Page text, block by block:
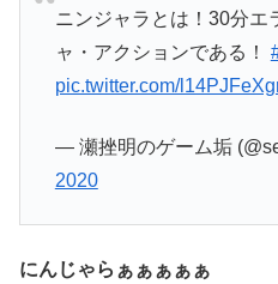
ニンジャラとは！30分エ
ャ・アクションである！
pic.twitter.com/
— 瀬挫明のゲーム垢
2020
にんじゃらぁぁぁぁぁ